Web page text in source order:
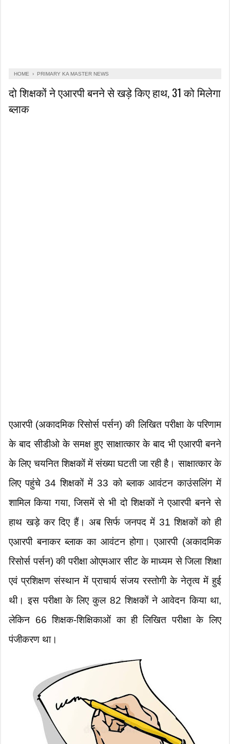
HOME › PRIMARY KA MASTER NEWS
दो शिक्षकों ने एआरपी बनने से खड़े किए हाथ, 31 को मिलेगा
ब्लाक
एआरपी (अकादमिक रिसोर्स पर्सन) की लिखित परीक्षा के परिणाम
के बाद सीडीओ के समक्ष हुए साक्षात्कार के बाद भी एआरपी बनने
के लिए चयनित शिक्षकों में संख्या घटती जा रही है। साक्षात्कार के
लिए पहुंचे 34 शिक्षकों में 33 को ब्लाक आवंटन काउंसलिंग में
शामिल किया गया, जिसमें से भी दो शिक्षकों ने एआरपी बनने से
हाथ खड़े कर दिए हैं। अब सिर्फ जनपद में 31 शिक्षकों को ही
एआरपी बनाकर ब्लाक का आवंटन होगा। एआरपी (अकादमिक
रिसोर्स पर्सन) की परीक्षा ओएमआर सीट के माध्यम से जिला शिक्षा
एवं प्रशिक्षण संस्थान में प्राचार्य संजय रस्तोगी के नेतृत्व में हुई
थी। इस परीक्षा के लिए कुल 82 शिक्षकों ने आवेदन किया था,
लेकिन 66 शिक्षक-शिक्षिकाओं का ही लिखित परीक्षा के लिए
पंजीकरण था।